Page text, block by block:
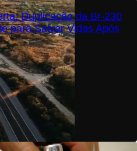
Duplicação da Br-230
para Salvar Vidas Após